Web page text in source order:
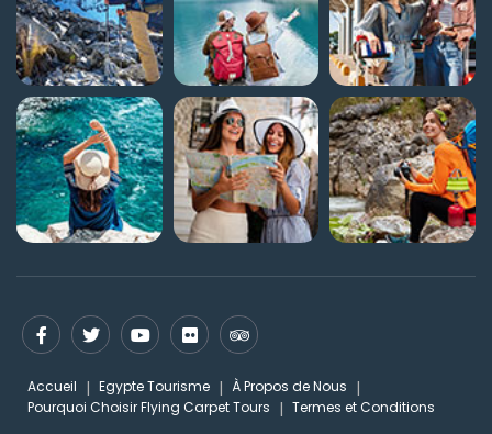
Accueil Egypte Tourisme
À Propos de Nous
Pourquoi Choisir Flying Carpet Tours
Termes et Conditions